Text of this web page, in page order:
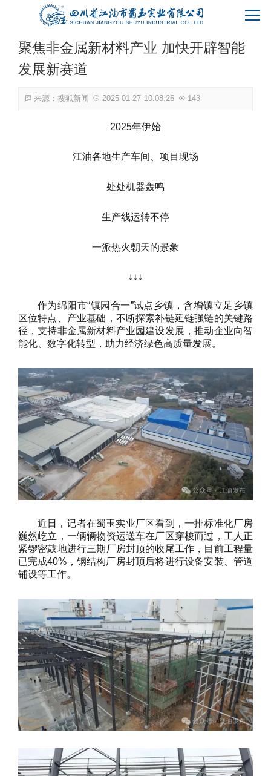
蜀玉首页
产品中心
聚焦非金属新材料产业 加快开辟智能
发展新赛道
来源：搜狐新闻 2025-01-27 10:08:26 143
2025年伊始
江油各地生产车间、项目现场
处处机器轰鸣
生产线运转不停
一派热火朝天的景象
↓↓↓
作为绵阳市“镇园合一”试点乡镇，含增镇立足乡镇
区位特点、产业基础，不断探索补链延链强链的关键路
径，支持非金属新材料产业园建设发展，推动企业向智
能化、数字化转型，助力经济绿色高质量发展。
近日，记者在蜀玉实业厂区看到，一排标准化厂房
巍然屹立，一辆辆物资运送车在厂区穿梭而过，工人正
紧锣密鼓地进行三期厂房封顶的收尾工作，目前工程量
已完成40%，钢结构厂房封顶后将进行设备安装、管道
铺设等工作。